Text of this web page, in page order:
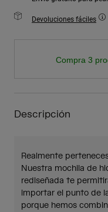
Devoluciones fáciles
Compra 3
Descripción
Realmente
Nuestra mochila de
rediseñada te
importar el punto de
porque hemos